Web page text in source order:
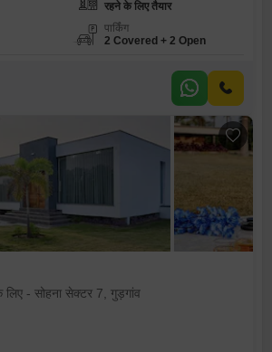
रहने के लिए तैयार
पार्किंग
2 Covered + 2 Open
लिए - सोहना सेक्टर 7, गुड़गांव